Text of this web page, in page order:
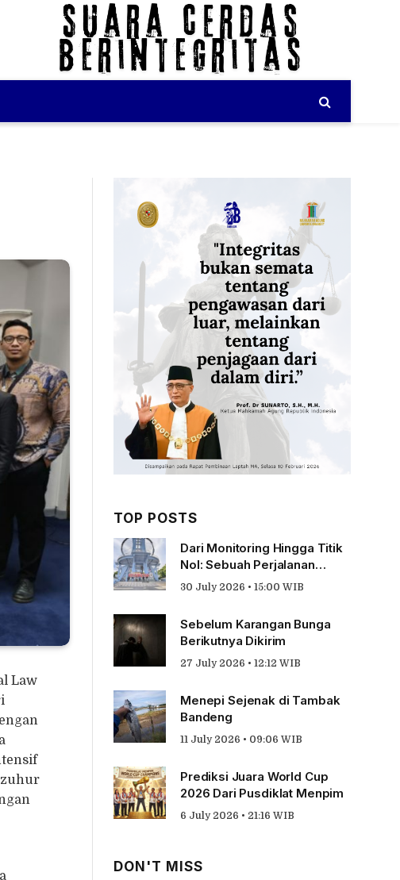
Law
zuhur
TOP POSTS
Dari Monitoring Hingga Titik
Nol: Sebuah Perjalanan
Tentang Pengabdian
30 July 2026 • 15:00 WIB
Sebelum Karangan Bunga
Berikutnya Dikirim
27 July 2026 • 12:12 WIB
Menepi Sejenak di Tambak
Bandeng
11 July 2026 • 09:06 WIB
Prediksi Juara World Cup
2026 Dari Pusdiklat Menpim
6 July 2026 • 21:16 WIB
DON'T MISS